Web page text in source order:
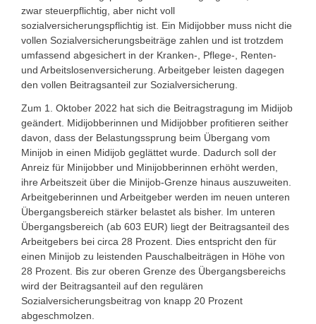
zwar steuerpflichtig, aber nicht voll
sozialversicherungspflichtig ist. Ein Midijobber muss nicht die
vollen Sozialversicherungsbeiträge zahlen und ist trotzdem
umfassend abgesichert in der Kranken-, Pflege-, Renten-
und Arbeitslosenversicherung. Arbeitgeber leisten dagegen
den vollen Beitragsanteil zur Sozialversicherung.
Zum 1. Oktober 2022 hat sich die Beitragstragung im Midijob
geändert. Midijobberinnen und Midijobber profitieren seither
davon, dass der Belastungssprung beim Übergang vom
Minijob in einen Midijob geglättet wurde. Dadurch soll der
Anreiz für Minijobber und Minijobberinnen erhöht werden,
ihre Arbeitszeit über die Minijob-Grenze hinaus auszuweiten.
Arbeitgeberinnen und Arbeitgeber werden im neuen unteren
Übergangsbereich stärker belastet als bisher. Im unteren
Übergangsbereich (ab 603 EUR) liegt der Beitragsanteil des
Arbeitgebers bei circa 28 Prozent. Dies entspricht den für
einen Minijob zu leistenden Pauschalbeiträgen in Höhe von
28 Prozent. Bis zur oberen Grenze des Übergangsbereichs
wird der Beitragsanteil auf den regulären
Sozialversicherungsbeitrag von knapp 20 Prozent
abgeschmolzen.